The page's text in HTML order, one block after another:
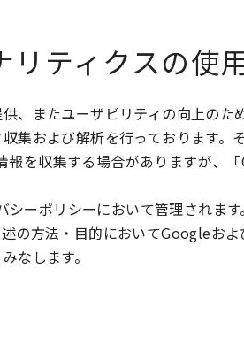
ティクスの使
、またユーザビリティの向上の
集および解析を行っております。
を収集する場合がありますが、
ーポリシーにおいて管理されます。
の方法・目的においてGoogleお
なします。